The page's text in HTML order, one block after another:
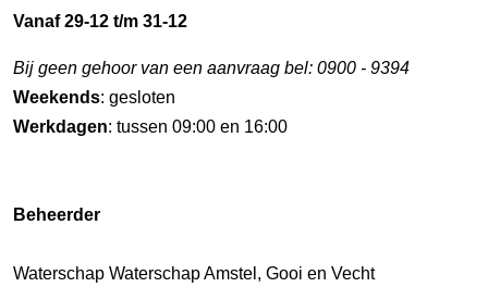
Vanaf 29-12 t/m 31-12
Bij geen gehoor van een aanvraag bel: 0900 - 9394
Weekends: gesloten
Werkdagen: tussen 09:00 en 16:00
Beheerder
Waterschap Waterschap Amstel, Gooi en Vecht